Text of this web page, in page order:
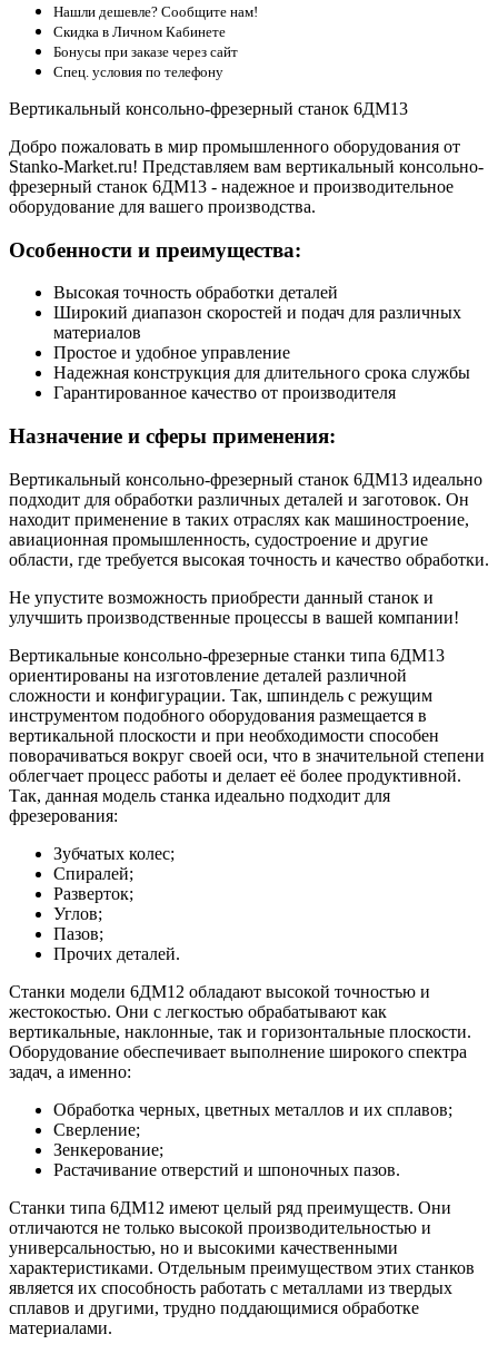
Нашли дешевле? Сообщите нам!
Скидка в Личном Кабинете
Бонусы при заказе через сайт
Спец. условия по телефону
Вертикальный консольно-фрезерный станок 6ДМ13
Добро пожаловать в мир промышленного оборудования от
Stanko-Market.ru! Представляем вам вертикальный консольно-
фрезерный станок 6ДМ13 - надежное и производительное
оборудование для вашего производства.
Особенности и преимущества:
Высокая точность обработки деталей
Широкий диапазон скоростей и подач для различных
материалов
Простое и удобное управление
Надежная конструкция для длительного срока службы
Гарантированное качество от производителя
Назначение и сферы применения:
Вертикальный консольно-фрезерный станок 6ДМ13 идеально
подходит для обработки различных деталей и заготовок. Он
находит применение в таких отраслях как машиностроение,
авиационная промышленность, судостроение и другие
области, где требуется высокая точность и качество обработки.
Не упустите возможность приобрести данный станок и
улучшить производственные процессы в вашей компании!
Вертикальные консольно-фрезерные станки типа 6ДМ13
ориентированы на изготовление деталей различной
сложности и конфигурации. Так, шпиндель с режущим
инструментом подобного оборудования размещается в
вертикальной плоскости и при необходимости способен
поворачиваться вокруг своей оси, что в значительной степени
облегчает процесс работы и делает её более продуктивной.
Так, данная модель станка идеально подходит для
фрезерования:
Зубчатых колес;
Спиралей;
Разверток;
Углов;
Пазов;
Прочих деталей.
Станки модели 6ДМ12 обладают высокой точностью и
жестокостью. Они с легкостью обрабатывают как
вертикальные, наклонные, так и горизонтальные плоскости.
Оборудование обеспечивает выполнение широкого спектра
задач, а именно:
Обработка черных, цветных металлов и их сплавов;
Сверление;
Зенкерование;
Растачивание отверстий и шпоночных пазов.
Станки типа 6ДМ12 имеют целый ряд преимуществ. Они
отличаются не только высокой производительностью и
универсальностью, но и высокими качественными
характеристиками. Отдельным преимуществом этих станков
является их способность работать с металлами из твердых
сплавов и другими, трудно поддающимися обработке
материалами.